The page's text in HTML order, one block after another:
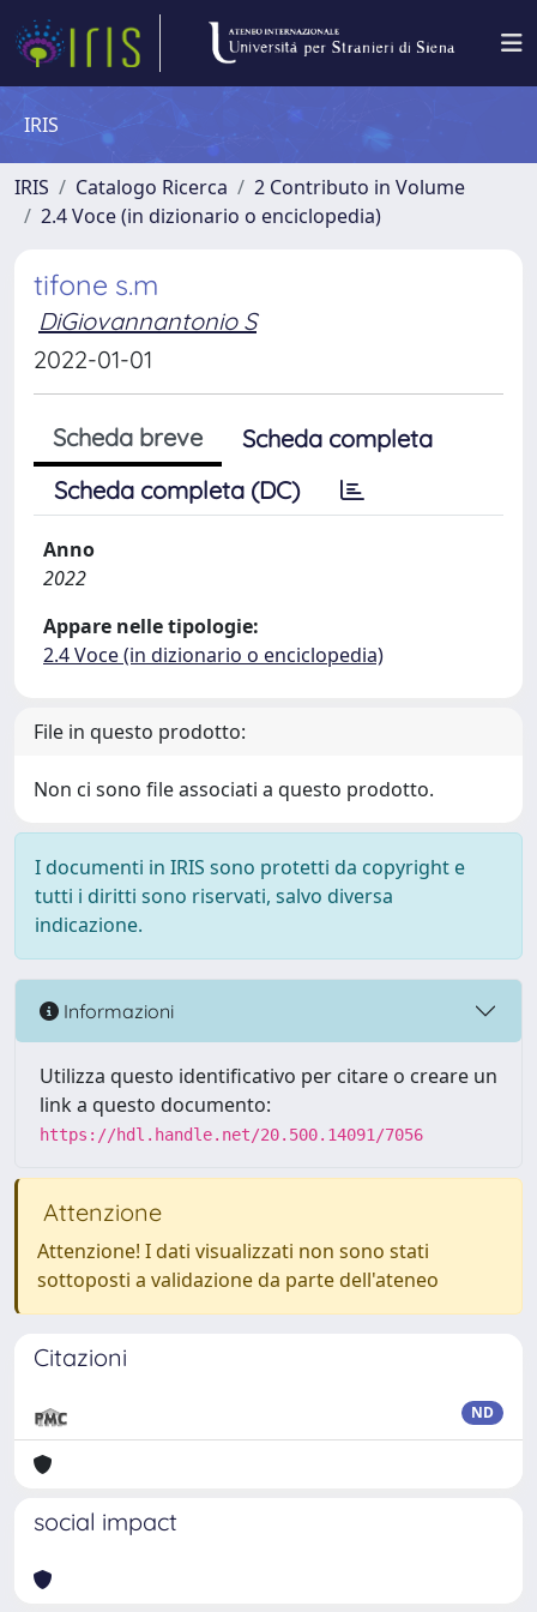
IRIS
IRIS Catalogo Ricerca
2 Contributo in Volume
2.4 Voce (in dizionario o enciclopedia)
tifone s.m
DiGiovannantonio S
2022-01-01
Scheda breve
Scheda completa
Scheda completa (DC)
Anno
2022
Appare nelle tipologie:
2.4 Voce (in dizionario o enciclopedia)
File in questo prodotto:
Non ci sono file associati a questo prodotto.
I documenti in IRIS sono protetti da copyright e
tutti i diritti sono riservati, salvo diversa
indicazione.
Informazioni
Utilizza questo identificativo per citare o creare un
link a questo documento:
https://hdl.handle.net/20.500.14091/7056
Attenzione
Attenzione! I dati visualizzati non sono stati
sottoposti a validazione da parte dell'ateneo
Citazioni
ND
social impact